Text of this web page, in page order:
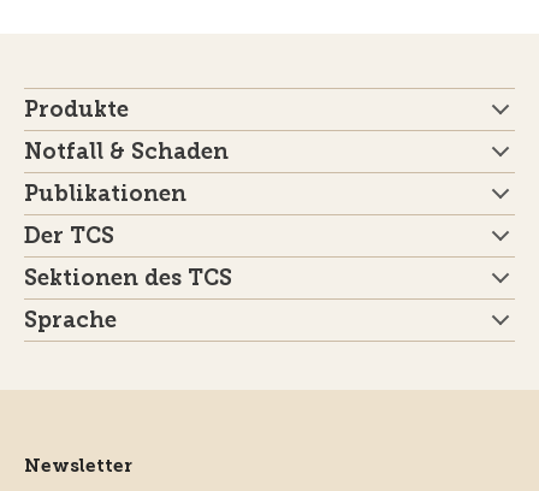
Produkte
Notfall & Schaden
Publikationen
Der TCS
Sektionen des TCS
Sprache
Newsletter